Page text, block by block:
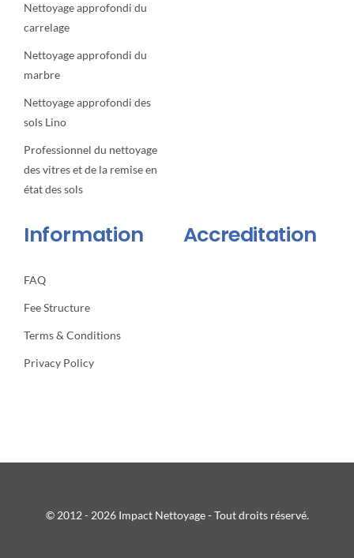
Nettoyage approfondi du
carrelage
Nettoyage approfondi du
marbre
Nettoyage approfondi des
sols Lino
Professionnel du nettoyage
des vitres et de la remise en
état des sols
Information
FAQ
Fee Structure
Terms & Conditions
Privacy Policy
Accreditation
© 2012 - 2026 Impact Nettoyage - Tout droits réservé.